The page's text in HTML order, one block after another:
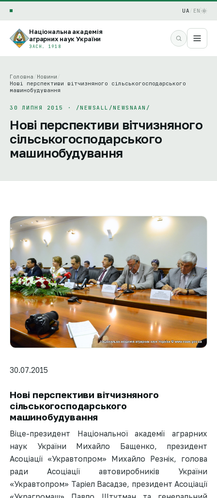
UA EN
Національна академія
аграрних наук України
ЗАСН. 1918
Головна Новини
Нові перспективи вітчизняного сільськогосподарського
машинобудування
30 ЛИПНЯ 2015 · /NEWSALL/NEWSNAAN/
Нові перспективи вітчизняного
сільськогосподарського
машинобудування
30.07.2015
Нові перспективи вітчизняного
сільськогосподарського
машинобудування
Віце-президент Національної академії аграрних
наук України Михайло Бащенко, президент
Асоціації «Укравтопром» Михайло Резнік, голова
ради Асоціації автовиробників України
«Укравтопром» Таріел Васадзе, президент Асоціації